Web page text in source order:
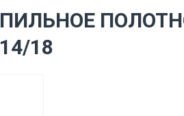
ПИЛЬНОЕ ПОЛОТНО
14/18